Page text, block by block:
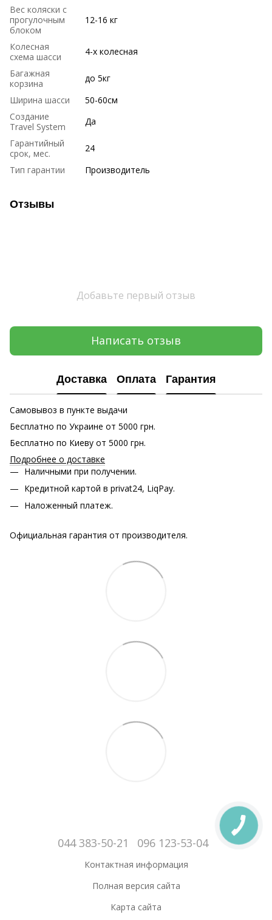
Вес коляски с
прогулочным
блоком
12-16 кг
Колесная
схема шасси
4-х колесная
Багажная
корзина
до 5кг
Ширина шасси
50-60см
Создание
Travel System
Да
Гарантийный
срок, мес.
24
Тип гарантии
Производитель
Отзывы
Добавьте первый отзыв
Написать отзыв
Доставка Оплата Гарантия
Самовывоз в пункте выдачи
Бесплатно по Украине от 5000 грн.
Бесплатно по Киеву от 5000 грн.
Подробнее о доставке
Наличными при получении.
Кредитной картой в privat24, LiqPay.
Наложенный платеж.
Официальная гарантия от производителя.
044 383-50-21 096 123-53-04
Контактная информация
Полная версия сайта
Карта сайта